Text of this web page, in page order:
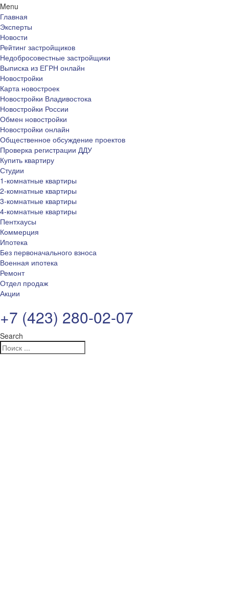
Menu
Главная
Эксперты
Новости
Рейтинг застройщиков
Недобросовестные застройщики
Выписка из ЕГРН онлайн
Новостройки
Карта новостроек
Новостройки Владивостока
Новостройки России
Обмен новостройки
Новостройки онлайн
Общественное обсуждение проектов
Проверка регистрации ДДУ
Купить квартиру
Студии
1-комнатные квартиры
2-комнатные квартиры
3-комнатные квартиры
4-комнатные квартиры
Пентхаусы
Коммерция
Ипотека
Без первоначального взноса
Военная ипотека
Ремонт
Отдел продаж
Акции
+7 (423) 280-02-07
Search